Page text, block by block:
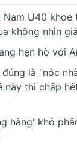
Nam U40
không nhìn
hẹn hò với
đúng là "nóc
này thì chấp
hàng' khó